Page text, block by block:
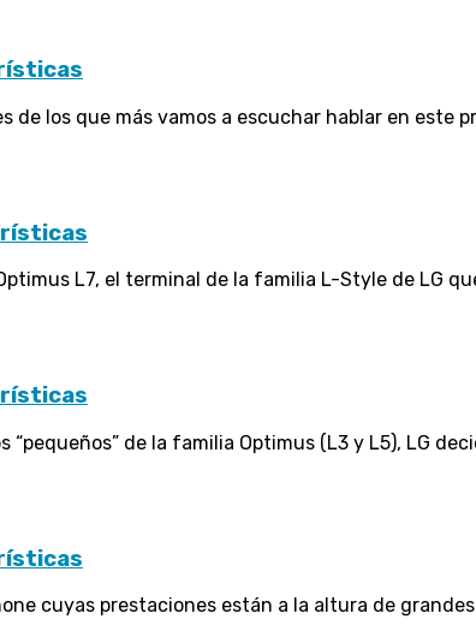
de los que más vamos a escuchar hablar en este
L7, el terminal de la familia L-Style de LG
“pequeños” de la familia Optimus (L3 y L5), LG
cuyas prestaciones están a la altura de